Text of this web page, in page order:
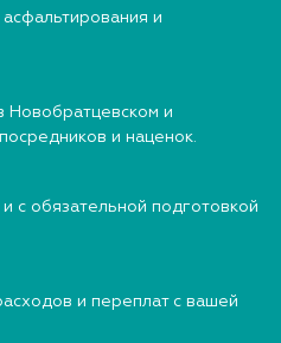
и
Новобратцевском и
и наценок.
с обязательной подготовкой
и переплат с вашей